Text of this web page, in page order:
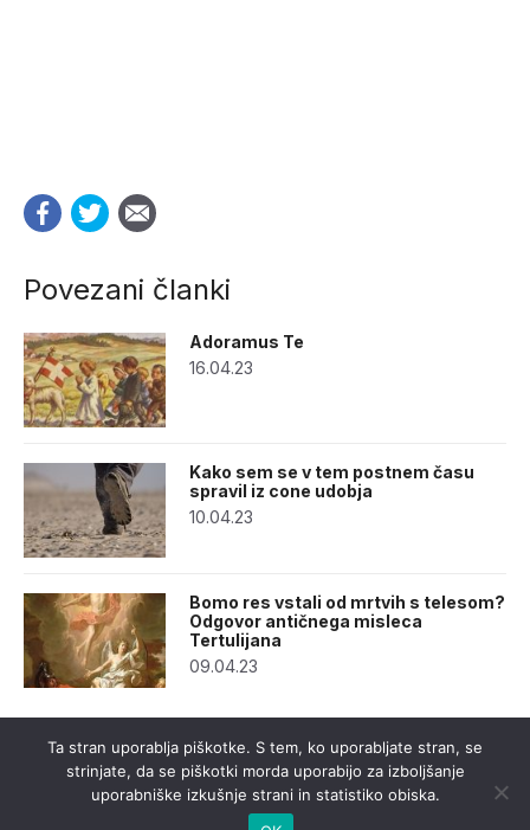
Povezani članki
Adoramus Te
16.04.23
Kako sem se v tem postnem času
spravil iz cone udobja
10.04.23
Bomo res vstali od mrtvih s telesom?
Odgovor antičnega misleca
Tertulijana
09.04.23
Ta stran uporablja piškotke. S tem, ko uporabljate stran, se
strinjate, da se piškotki morda uporabijo za izboljšanje
uporabniške izkušnje strani in statistiko obiska.